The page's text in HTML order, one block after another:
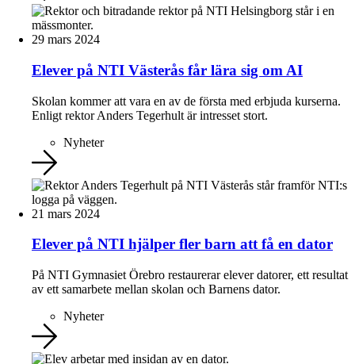
29 mars 2024
Elever på NTI Västerås får lära sig om AI
Skolan kommer att vara en av de första med erbjuda kurserna.
Enligt rektor Anders Tegerhult är intresset stort.
Nyheter
21 mars 2024
Elever på NTI hjälper fler barn att få en dator
På NTI Gymnasiet Örebro restaurerar elever datorer, ett resultat
av ett samarbete mellan skolan och Barnens dator.
Nyheter